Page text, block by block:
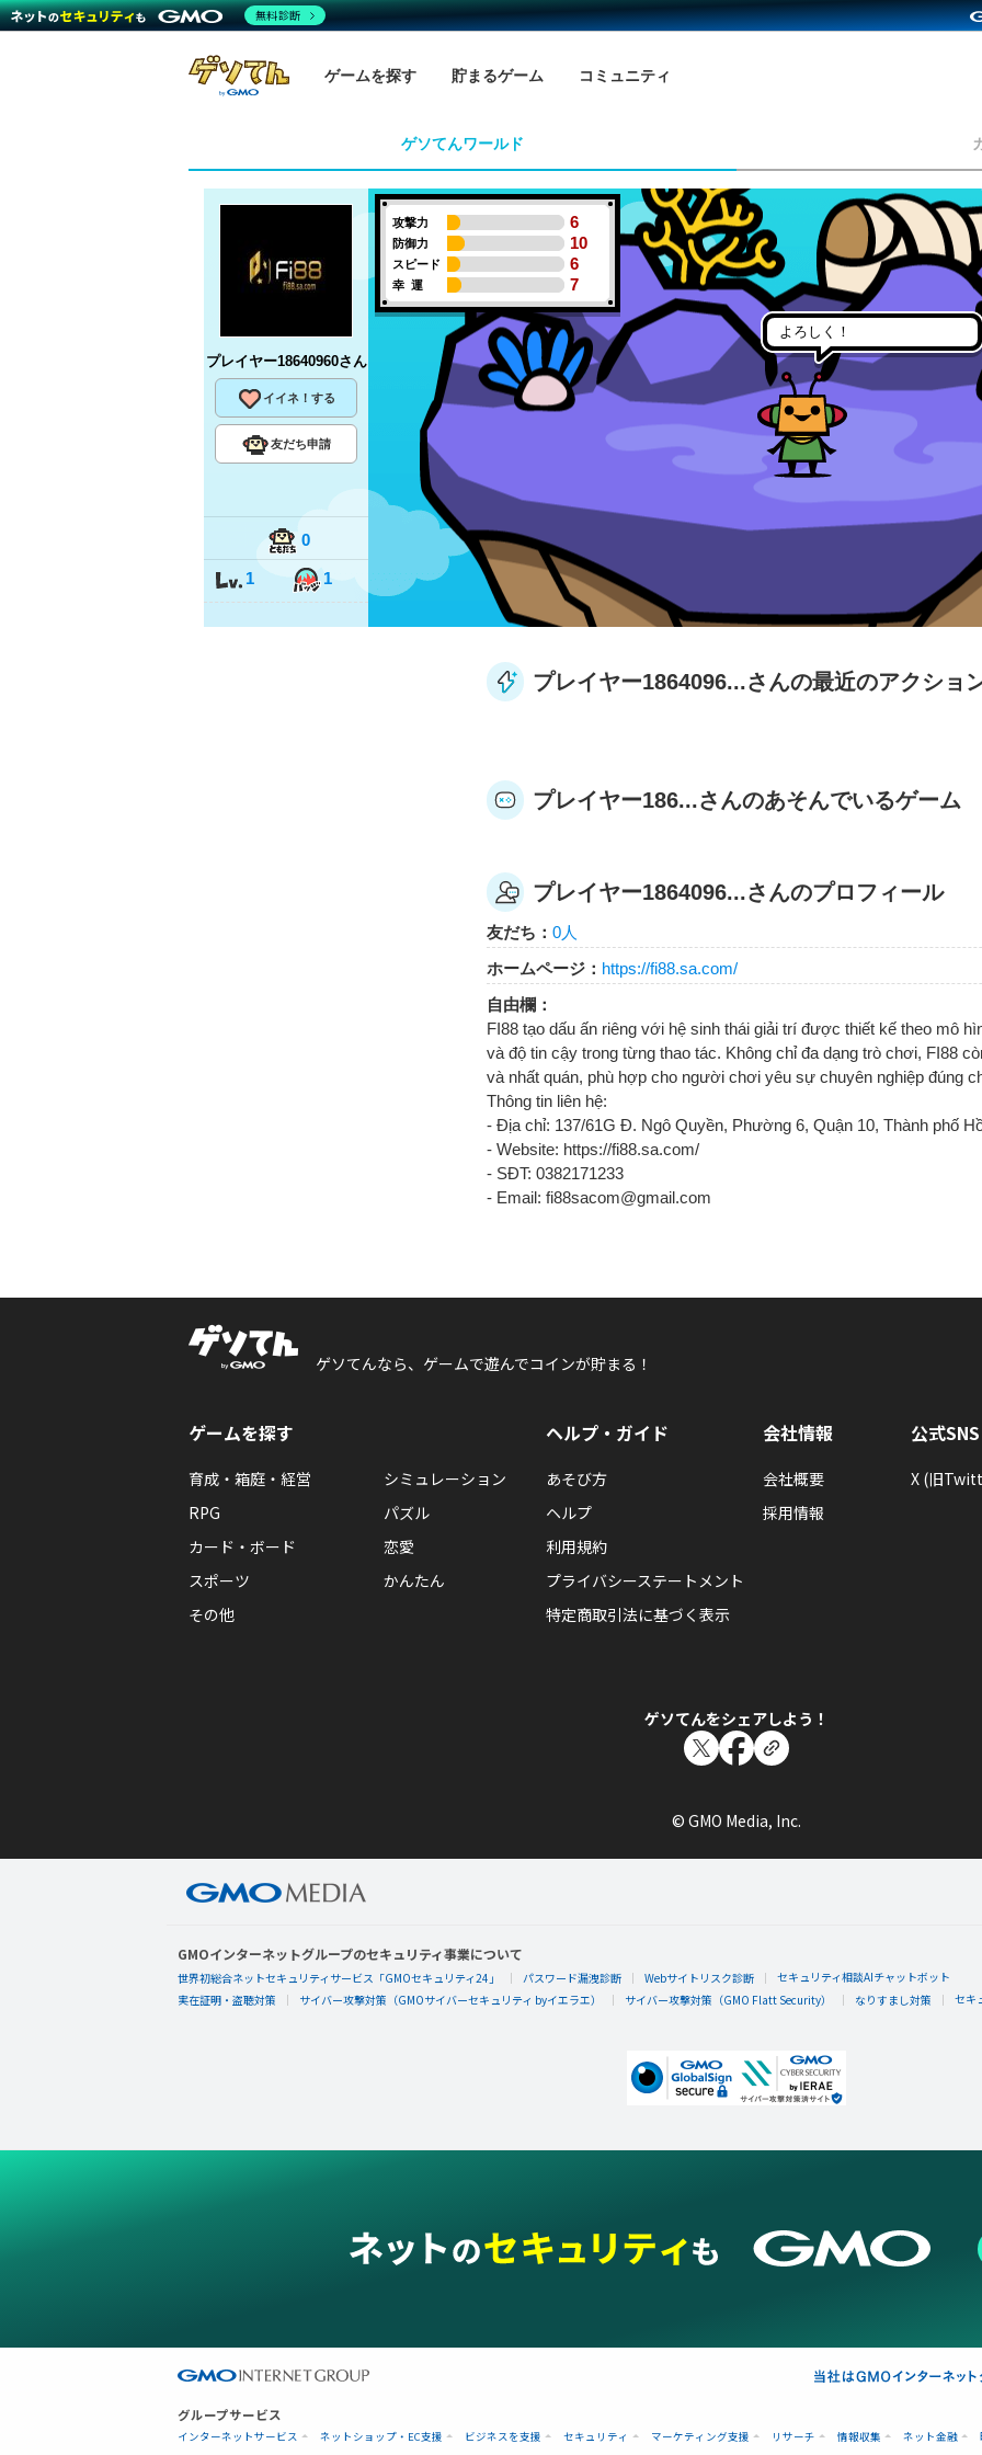
ゲームを探す 貯まるゲーム コミュニティ
ゲソてんワールド
プレイヤー18640960さん
イイネ！する
友だち申請
0
1 1
攻撃力 6
防御力 10
スピード 6
幸 運 7
よろしく！
プレイヤー1864096...さんの最近のアクショ
プレイヤー186...さんのあそんでいるゲーム
プレイヤー1864096...さんのプロフィール
友だち： 0人
ホームページ： https://fi88.sa.com/
自由欄：
FI88 tạo dấu ấn riêng với hệ sinh thái giải trí được thiết kế theo mô
và độ tin cậy trong từng thao tác. Không chỉ đa dạng trò chơi, FI88
và nhất quán, phù hợp cho người chơi yêu sự chuyên nghiệp đúng
Thông tin liên hệ:
- Địa chỉ: 137/61G Đ. Ngô Quyền, Phường 6, Quận 10, Thành phố
- Website: https://fi88.sa.com/
- SĐT: 0382171233
- Email: fi88sacom@gmail.com
ゲソてんなら、ゲームで遊んでコインが貯まる！
ゲームを探す
育成・箱庭・経営
シミュレーション
RPG
パズル
カード・ボード
恋愛
スポーツ
かんたん
その他
ヘルプ・ガイド
あそび方
ヘルプ
利用規約
プライバシーステートメント
特定商取引法に基づく表示
会社情報
会社概要
採用情報
公式SNS
X (旧
ゲソてんをシェアしよう！
© GMO Media, Inc.
GMOインターネットグループのセキュリティ事業について
世界初総合ネットセキュリティサービス「GMOセキュリティ24」 パスワード漏洩診断 Webサイトリスク診断
セキュリティ相談AIチャットボット
実在証明・盗聴対策
サイバー攻撃対策（GMOサイバーセキュリティ byイエラエ） サイバー攻撃対策（GMO Flatt Security） なりすまし対策 セキ
グループサービス
インターネットサービス ネットショップ・EC支援 ビジネスを支援 セキュリティ マーケティング支援 リサーチ 情報収集 ネット金融
無料診断